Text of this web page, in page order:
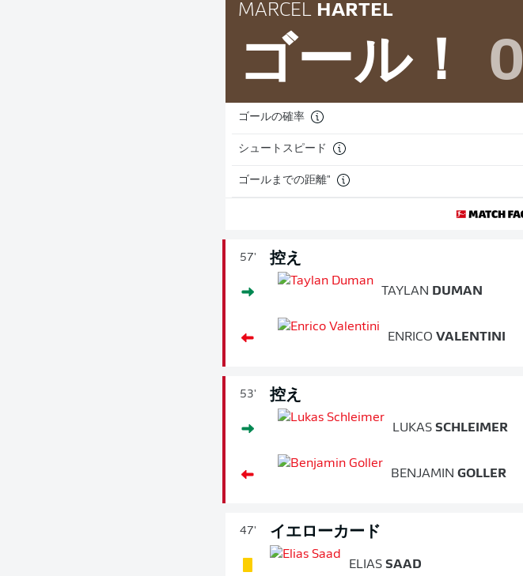
MARCEL HARTEL
ゴール！ 0
ゴールの確率
シュートスピード
ゴールまでの距離"
57' 控え
TAYLAN DUMAN
ENRICO VALENTINI
53' 控え
LUKAS SCHLEIMER
BENJAMIN GOLLER
47' イエローカード
ELIAS SAAD